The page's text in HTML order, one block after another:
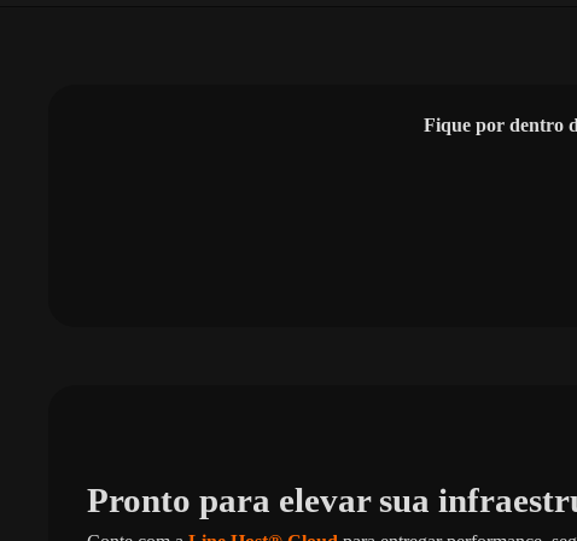
Fique por dentro
Pronto para elevar sua